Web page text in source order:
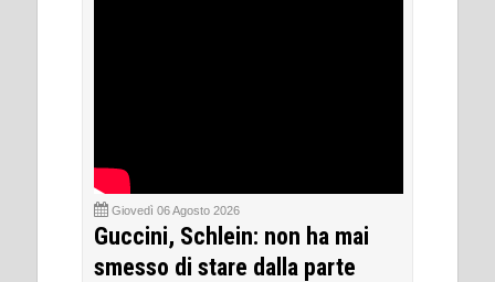
Giovedì 06 Agosto 2026
Guccini, Schlein: non ha mai
smesso di stare dalla parte